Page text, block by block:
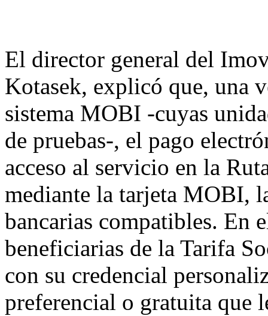
El director general del
Kotasek, explicó que, una
sistema MOBI -cuyas
de pruebas-, el pago
acceso al servicio en la
mediante la tarjeta MOBI,
bancarias compatibles. En
beneficiarias de la Tarifa
con su credencial
preferencial o gratuita que